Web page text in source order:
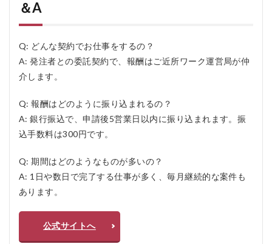
＆A
Q: どんな契約でお仕事をするの？
A: 発注者との委託契約で、報酬はご近所ワーク運営局が仲
介します。
Q: 報酬はどのように振り込まれるの？
A: 銀行振込で、申請後5営業日以内に振り込まれます。振
込手数料は300円です。
Q: 期間はどのようなものが多いの？
A: 1日や数日で完了する仕事が多く、毎月継続的な案件も
あります。
公式サイトへ